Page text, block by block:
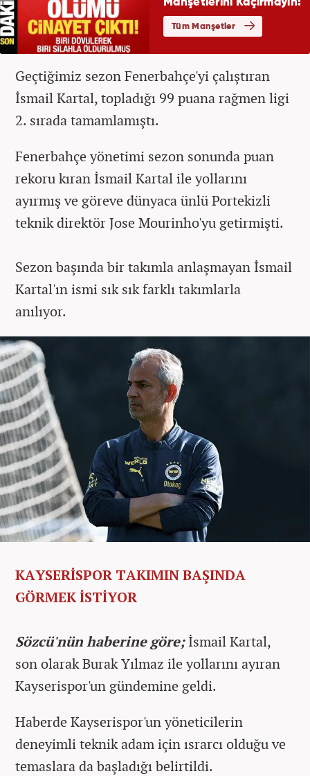
Geçtiğimiz sezon Fenerbahçe'yi çalıştıran
İsmail Kartal, topladığı 99 puana rağmen ligi
2. sırada tamamlamıştı.
Fenerbahçe yönetimi sezon sonunda puan
rekoru kıran İsmail Kartal ile yollarını
ayırmış ve göreve dünyaca ünlü Portekizli
teknik direktör Jose Mourinho'yu getirmişti.
Sezon başında bir takımla anlaşmayan İsmail
Kartal'ın ismi sık sık farklı takımlarla
anılıyor.
KAYSERİSPOR TAKIMIN BAŞINDA
GÖRMEK İSTİYOR
Sözcü'nün haberine göre;İsmail Kartal,
son olarak Burak Yılmaz ile yollarını ayıran
Kayserispor'un gündemine geldi.
Haberde Kayserispor'un yöneticilerin
deneyimli teknik adam için ısrarcı olduğu ve
temaslara da başladığı belirtildi.